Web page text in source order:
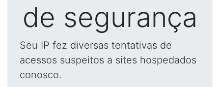
de segurança
Seu IP fez diversas tentativas de
acessos suspeitos a sites hospedados
conosco.